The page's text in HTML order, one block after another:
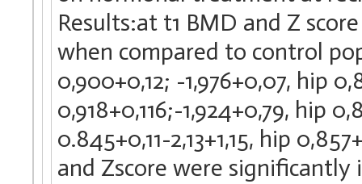
Results:at t1 BMD and Z
when compared to control
0,900+0,12; -1,976+0,07, hip
0,918+0,116;-1,924+0,79, hip
0.845+0,11-2,13+1,15, hip
and Zscore were significantly